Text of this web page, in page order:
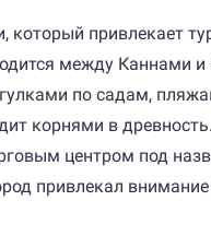
привлекает
между Каннами
по садам,
корнями в
центром под
привлекал